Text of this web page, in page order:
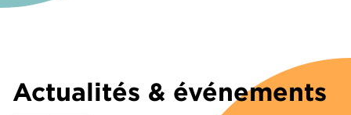
Actualités & événements